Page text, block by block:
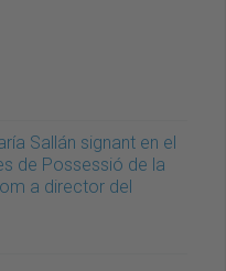
Sallán signant en el
de Possessió de la
a director del